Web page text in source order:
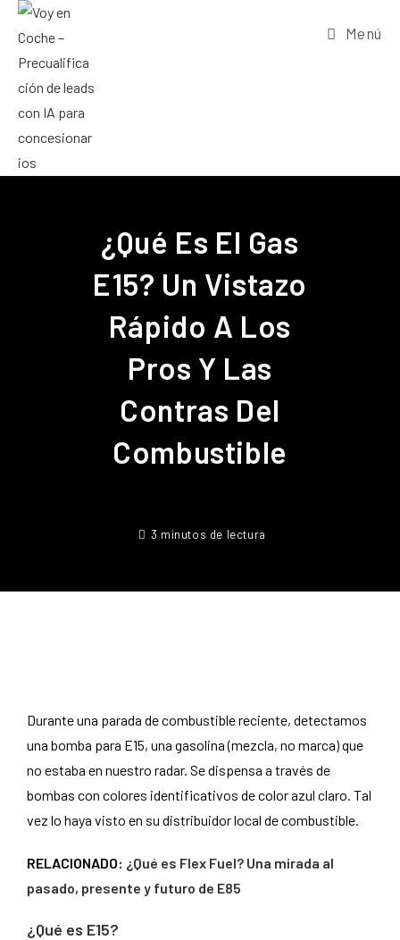
Menú
¿Qué Es El Gas
E15? Un Vistazo
Rápido A Los
Pros Y Las
Contras Del
Combustible
3 minutos de lectura
Durante una parada de combustible reciente, detectamos
una bomba para E15, una gasolina (mezcla, no marca) que
no estaba en nuestro radar. Se dispensa a través de
bombas con colores identificativos de color azul claro. Tal
vez lo haya visto en su distribuidor local de combustible.
RELACIONADO: ¿Qué es Flex Fuel? Una mirada al
pasado, presente y futuro de E85
¿Qué es E15?